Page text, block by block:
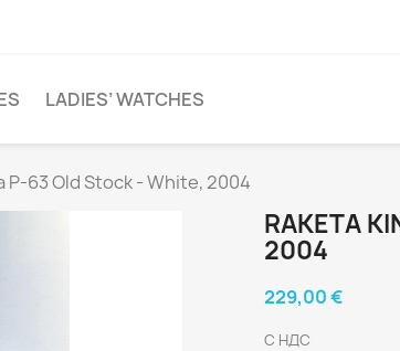
LADIES’ WATCHES
P-63 Old Stock - White, 2004
RAKETA
2004
229,00 €
С НДС